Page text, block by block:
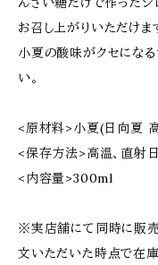
お召し上がりいただけま
小夏の酸味がクセにな
い。
<原材料>小夏(日向夏
<保存方法>高温、直射
<内容量>300ml
※実店舗にて同時に販売
文いただいた時点で在